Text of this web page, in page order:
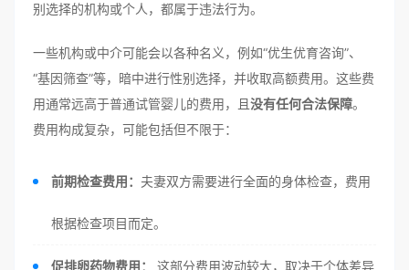
别选择的机构或个人，都属于违法行为。
一些机构或中介可能会以各种名义，例如“优生优育咨询”、
“基因筛查”等，暗中进行性别选择，并收取高额费用。这些费
用通常远高于普通试管婴儿的费用，且没有任何合法保障。
费用构成复杂，可能包括但不限于：
前期检查费用： 夫妻双方需要进行全面的身体检查，费用
根据检查项目而定。
促排卵药物费用： 这部分费用波动较大，取决于个体差异